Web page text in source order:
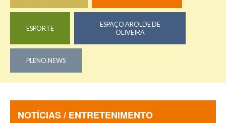
ESPORTE
ESPAÇO AROLDE DE
OLIVEIRA
PLENO.NEWS
NOTÍCIAS / ENTRETENIMENTO